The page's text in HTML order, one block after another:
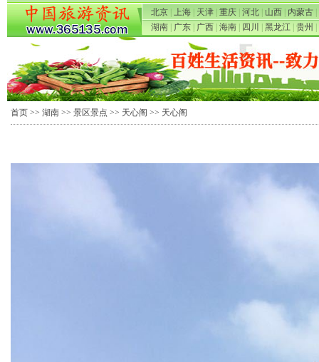
北京 上海 天津 重庆 河北 山西 内蒙古
湖南
广东 广西 海南 四川 黑龙江 贵州
首页 >> 湖南 >> 景区景点 >> 天心阁 >> 天心阁